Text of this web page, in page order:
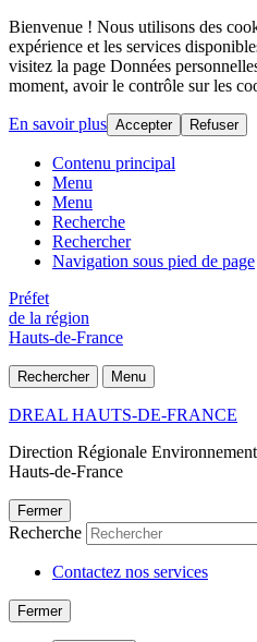
Bienvenue ! Nous utilisons des
expérience et les services
visitez la page Données
moment, avoir le contrôle sur les
En savoir plus Accepter Refuser
Contenu principal
Menu
Menu
Recherche
Rechercher
Navigation sous pied de page
Préfet
de la région
Hauts-de-France
Rechercher Menu
DREAL HAUTS-DE-FRANCE
Direction Régionale
Hauts-de-France
Fermer
Recherche
Contactez nos services
Fermer